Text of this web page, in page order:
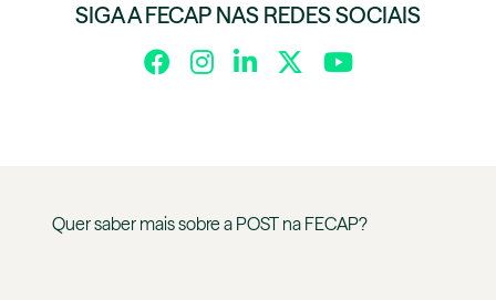
SIGA A FECAP NAS REDES SOCIAIS
Quer saber mais sobre a POST na FECAP?